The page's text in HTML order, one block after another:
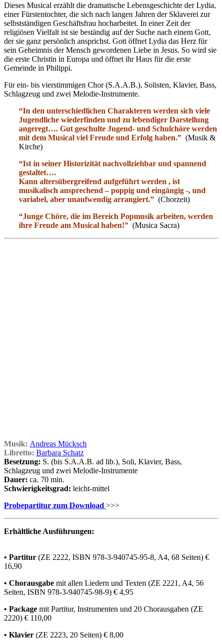
Dieses Musical erzählt die dramatische Lebensgeschichte der Lydia,
einer Fürstentochter, die sich nach langen Jahren der Sklaverei zur
selbstständigen Geschäftsfrau hocharbeitet. In einer Zeit der
religiösen Vielfalt ist sie beständig auf der Suche nach einem Gott,
der sie ganz persönlich ansprichst. Gott öffnet Lydia das Herz für
sein Geheimnis der Mensch gewordenen Liebe in Jesus. So wird sie
die erste Christin in Europa und öffnet ihr Haus für die erste
Gemeinde in Philippi.
Für ein- bis vierstimmigen Chor (S.A.A.B.), Solisten, Klavier, Bass,
Schlagzeug und zwei Melodie-Instrumente.
“In den unterschiedlichen Charakteren werden sich viele
Jugendliche wiederfinden und zu lebendiger Darstellung
angeregt…. Gut geschulte Jugend- und Schulchöre werden
mit dem Musical viel Freude und Erfolg haben.” (Musik &
Kirche)
“Ist in seiner Historizität nachvollziehbar und spannend
gestaltet….
Kann altersübergreifend aufgeführt werden , ist
musikalisch ansprechend – poppig und eingängig -, und
variabel, aber unaufwendig arrangiert.” (Chorzeit)
“Junge Chöre, die im Bereich Popmusik arbeiten, werden
ihre Freude am Musical haben!” (Musica Sacra)
Musik: Andreas Mücksch
Libretto: Barbara Schatz
Besetzung: S. (bis S.A.A.B. ad lib.), Soli, Klavier, Bass,
Schlagzeug und zwei Melodie-Instrumente
Dauer: ca. 70 min.
Schwierigkeitsgrad: leicht-mittel
Probepartitur zum Download >>>
Erhältliche Ausführungen:
• Partitur (ZE 2222, ISBN 978-3-940745-95-8, A4, 68 Seiten) €
16,90
• Chorausgabe mit allen Liedern und Texten (ZE 2221, A4, 56
Seiten, ISBN 978-3-940745-98-9) € 4,95
• Package mit Partitur, Instrumenten und 20 Chorausgaben (ZE
2220) € 110,00
• Klavier (ZE 2223, 20 Seiten) € 8,00